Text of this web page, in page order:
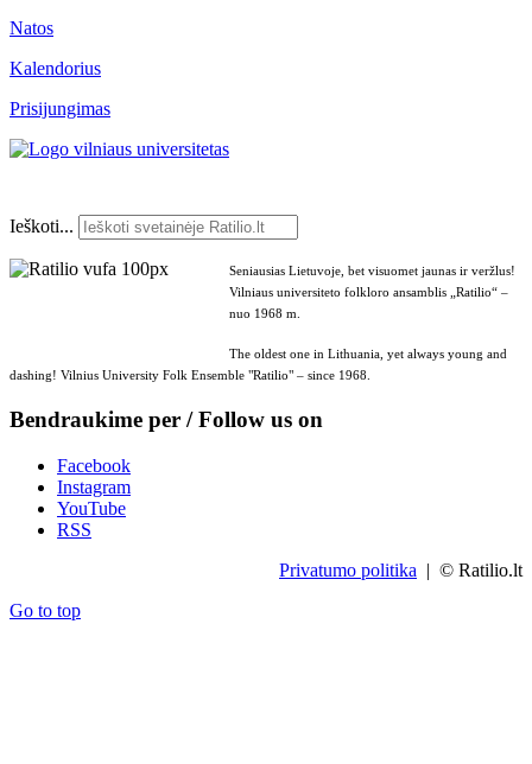
Natos
Kalendorius
Prisijungimas
Ieškoti...
Seniausias Lietuvoje, bet visuomet jaunas ir veržlus!
Vilniaus universiteto folkloro ansamblis „Ratilio“ –
nuo 1968 m.
The oldest one in Lithuania, yet always young and
dashing! Vilnius University Folk Ensemble "Ratilio" – since 1968.
Bendraukime per / Follow us on
Facebook
Instagram
YouTube
RSS
Privatumo politika | © Ratilio.lt
Go to top